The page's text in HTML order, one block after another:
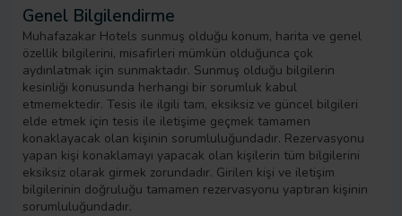
Genel Bilgilendirme
Muhafazakar Hotels sunmuş olduğu konum, harita ve genel
özellik bilgilerini, misafirleri mümkün olduğunca çok
aydınlatmak için sunmaktadır. Sunmuş olduğu bilgilerin
kesinliği konusunda herhangi bir sorumluk kabul
etmemektedir. Tesis ile ilgili tam, eksiksiz ve güncel bilgileri
elde etmek için tesis ile iletişime geçmek tamamen
konaklayacak olan kişinin sorumluluğundadır. Rezervasyonu
yapan kişi konaklamayı yapacak olan kişilerin tüm bilgilerini
eksiksiz olarak girmek zorundadır. Girilen kişi ve iletişim
bilgilerinin doğruluğu tamamen rezervasyonu yaptıran kişinin
sorumluluğundadır.